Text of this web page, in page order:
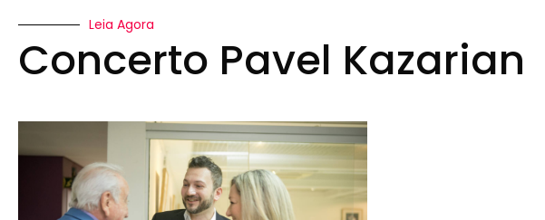
Leia Agora
Concerto Pavel Kazarian